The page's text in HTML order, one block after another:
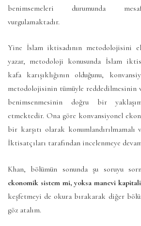
benimsemeleri durumunda
vurgulamaktadır.
Yine İslam iktisadının metodolojisini
yazar, metodoloji konusunda İslam
kafa karışıklığının olduğunu,
metodolojisinin tümüyle reddedilmesinin
benimsenmesinin doğru bir
etmektedir. Ona göre konvansiyonel
bir karşıtı olarak
İktisatçıları tarafından incelenmeye
Khan, bölümün sonunda şu soruyu
ekonomik sistem mi, yoksa manevi
keşfetmeyi de okura bırakarak diğer
göz atalım.